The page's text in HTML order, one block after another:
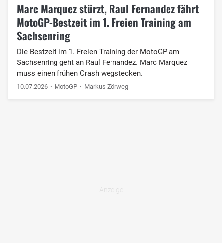
Marc Marquez stürzt, Raul Fernandez fährt
MotoGP-Bestzeit im 1. Freien Training am
Sachsenring
Die Bestzeit im 1. Freien Training der MotoGP am
Sachsenring geht an Raul Fernandez. Marc Marquez
muss einen frühen Crash wegstecken.
10.07.2026 MotoGP Markus Zörweg